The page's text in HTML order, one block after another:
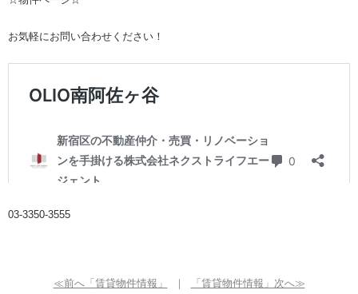
お気軽にお問い合わせください！
03-3350-3555
≪前へ「賃貸物件情報」 ｜ 「賃貸物件情報」次へ≫